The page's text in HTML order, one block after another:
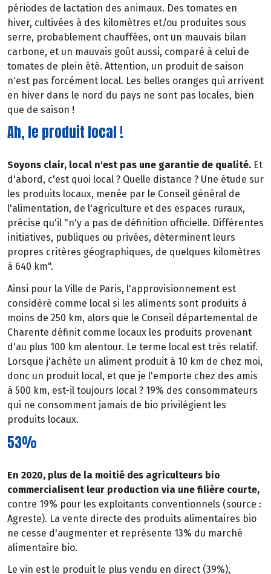
périodes de lactation des animaux. Des tomates en
hiver, cultivées à des kilomètres et/ou produites sous
serre, probablement chauffées, ont un mauvais bilan
carbone, et un mauvais goût aussi, comparé à celui de
tomates de plein été. Attention, un produit de saison
n'est pas forcément local. Les belles oranges qui arrivent
en hiver dans le nord du pays ne sont pas locales, bien
que de saison !
Ah, le produit local !
Soyons clair, local n'est pas une garantie de qualité. Et
d'abord, c'est quoi local ? Quelle distance ? Une étude sur
les produits locaux, menée par le Conseil général de
l'alimentation, de l'agriculture et des espaces ruraux,
précise qu'il "n'y a pas de définition officielle. Différentes
initiatives, publiques ou privées, déterminent leurs
propres critères géographiques, de quelques kilomètres
à 640 km".
Ainsi pour la Ville de Paris, l'approvisionnement est
considéré comme local si les aliments sont produits à
moins de 250 km, alors que le Conseil départemental de
Charente définit comme locaux les produits provenant
d'au plus 100 km alentour. Le terme local est très relatif.
Lorsque j'achète un aliment produit à 10 km de chez moi,
donc un produit local, et que je l'emporte chez des amis
à 500 km, est-il toujours local ? 19% des consommateurs
qui ne consomment jamais de bio privilégient les
produits locaux.
53%
En 2020, plus de la moitié des agriculteurs bio
commercialisent leur production via une filière courte,
contre 19% pour les exploitants conventionnels (source :
Agreste). La vente directe des produits alimentaires bio
ne cesse d'augmenter et représente 13% du marché
alimentaire bio.
Le vin est le produit le plus vendu en direct (39%),